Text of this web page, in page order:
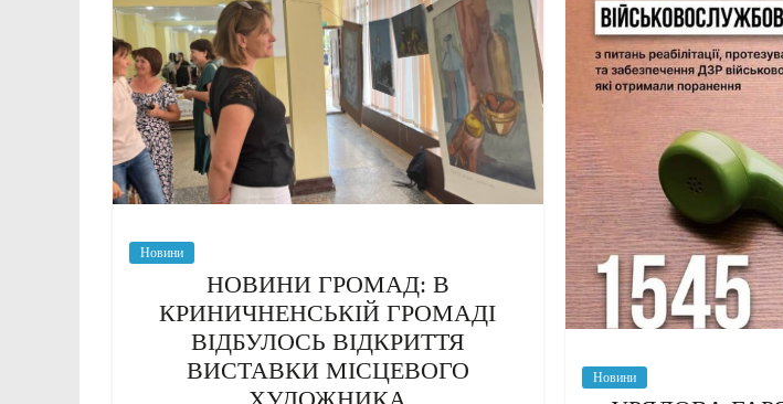
Новини
НОВИНИ ГРОМАД: В
КРИНИЧНЕНСЬКІЙ ГРОМАДІ
ВІДБУЛОСЬ ВІДКРИТТЯ
ВИСТАВКИ МІСЦЕВОГО
Новини